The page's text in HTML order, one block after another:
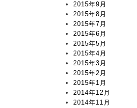
2015年9月
2015年8月
2015年7月
2015年6月
2015年5月
2015年4月
2015年3月
2015年2月
2015年1月
2014年12月
2014年11月